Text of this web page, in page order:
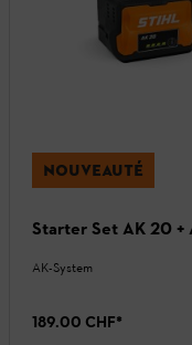
NOUVEAUTÉ
Starter Set AK 20 +
AK-System
189.00 CHF*